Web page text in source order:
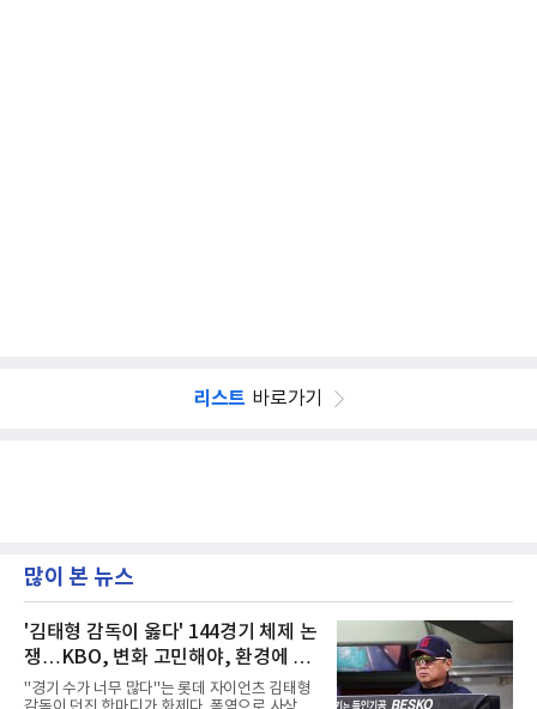
리스트 바로가기
많이 본 뉴스
'김태형 감독이 옳다' 144경기 체제 논
쟁…KBO, 변화 고민해야, 환경에 맞
는 경기 수가 바람직
"경기 수가 너무 많다"는 롯데 자이언츠 김태형